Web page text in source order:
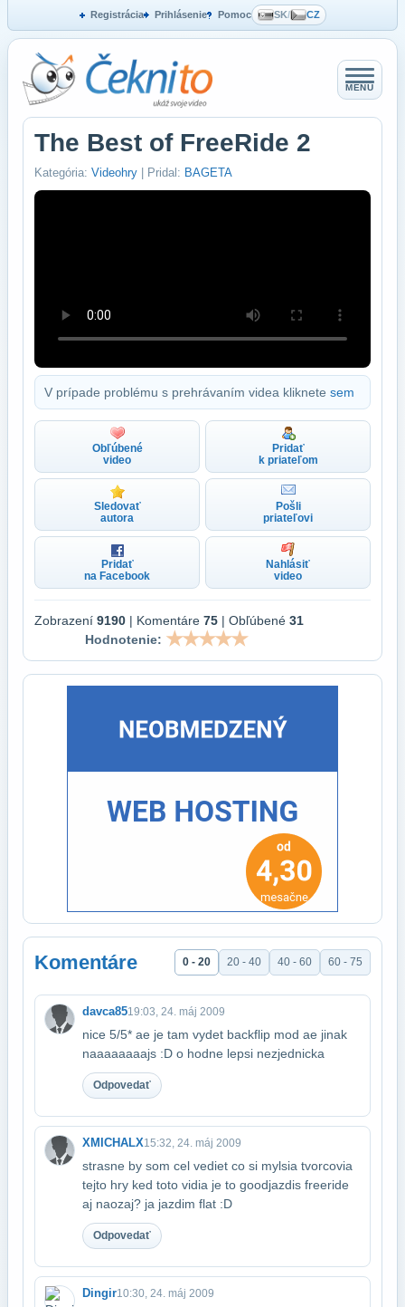
Registrácia Prihlásenie Pomoc SK/ CZ
MENU
The Best of FreeRide 2
Kategória: Videohry | Pridal: BAGETA
V prípade problému s prehrávaním videa kliknete sem
Obľúbené
video
Pridať
k priateľom
Sledovať
autora
Pošli
priateľovi
Pridať
na Facebook
Nahlásiť
video
Zobrazení 9190 | Komentáre 75 | Obľúbené 31
Hodnotenie:
Komentáre 0 - 20 20 - 40 40 - 60 60 - 75
davca8519:03, 24. máj 2009
nice 5/5* ae je tam vydet backflip mod ae jinak
naaaaaaaajs :D o hodne lepsi nez​jednicka
Odpovedať
XMICHALX15:32, 24. máj 2009
strasne by som cel vediet co si mylsia tvorcovia
tejto hry ked toto vidia je to good​jazdis freeride
aj naozaj? ja jazdim flat :D
Odpovedať
Dingir10:30, 24. máj 2009